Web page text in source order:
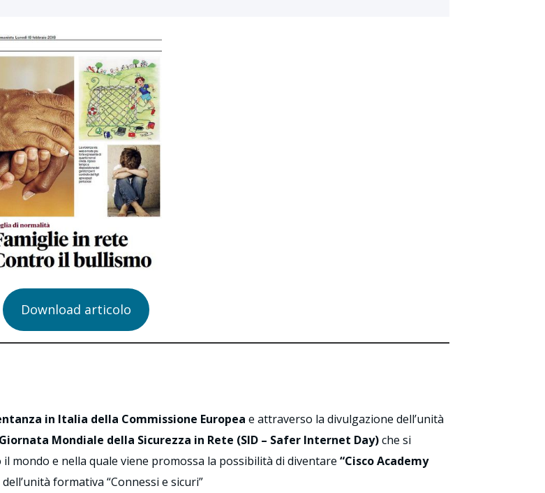
Download articolo
in Italia della Commissione Europea e attraverso la divulgazione dell’unità
Giornata Mondiale della Sicurezza in Rete (SID – Safer Internet Day)che si
mondo e nella quale viene promossa la possibilità di diventare “Cisco Academy
formativa “Connessi e sicuri”